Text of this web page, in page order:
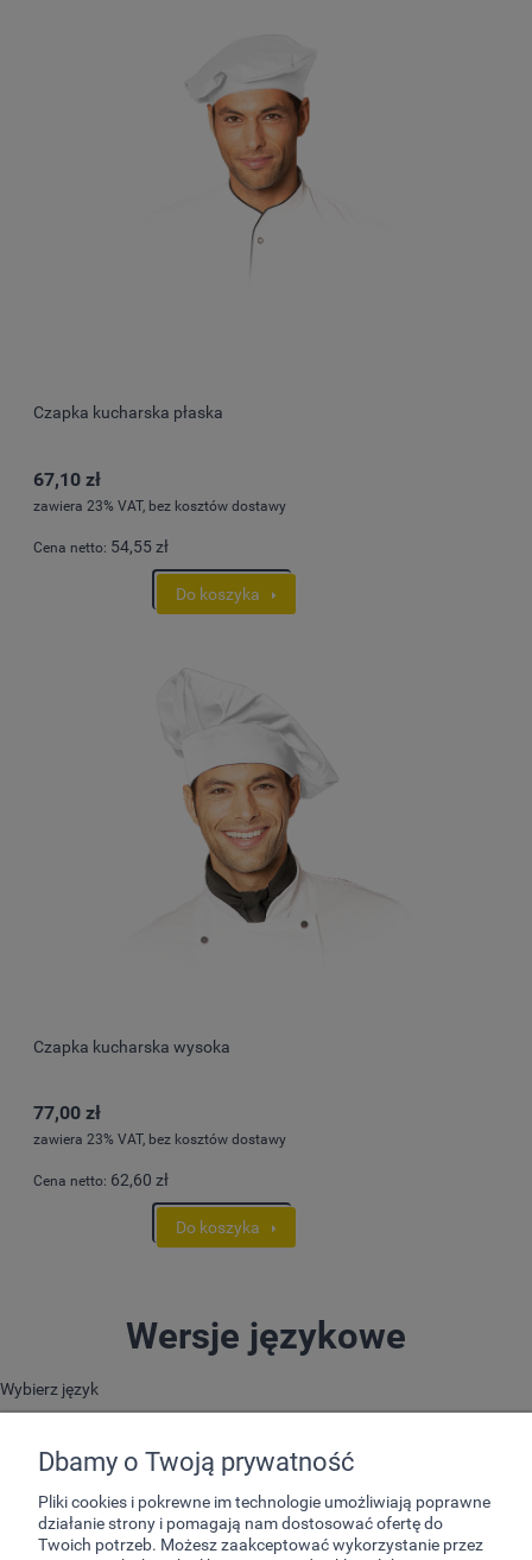
Czapka kucharska płaska
67,10 zł
zawiera 23% VAT, bez kosztów dostawy
Cena netto: 54,55 zł
Do koszyka
Czapka kucharska wysoka
77,00 zł
zawiera 23% VAT, bez kosztów dostawy
Cena netto: 62,60 zł
Do koszyka
Wersje językowe
Wybierz język
Dbamy o Twoją prywatność
Pliki cookies i pokrewne im technologie umożliwiają poprawne
działanie strony i pomagają nam dostosować ofertę do
Twoich potrzeb. Możesz zaakceptować wykorzystanie przez